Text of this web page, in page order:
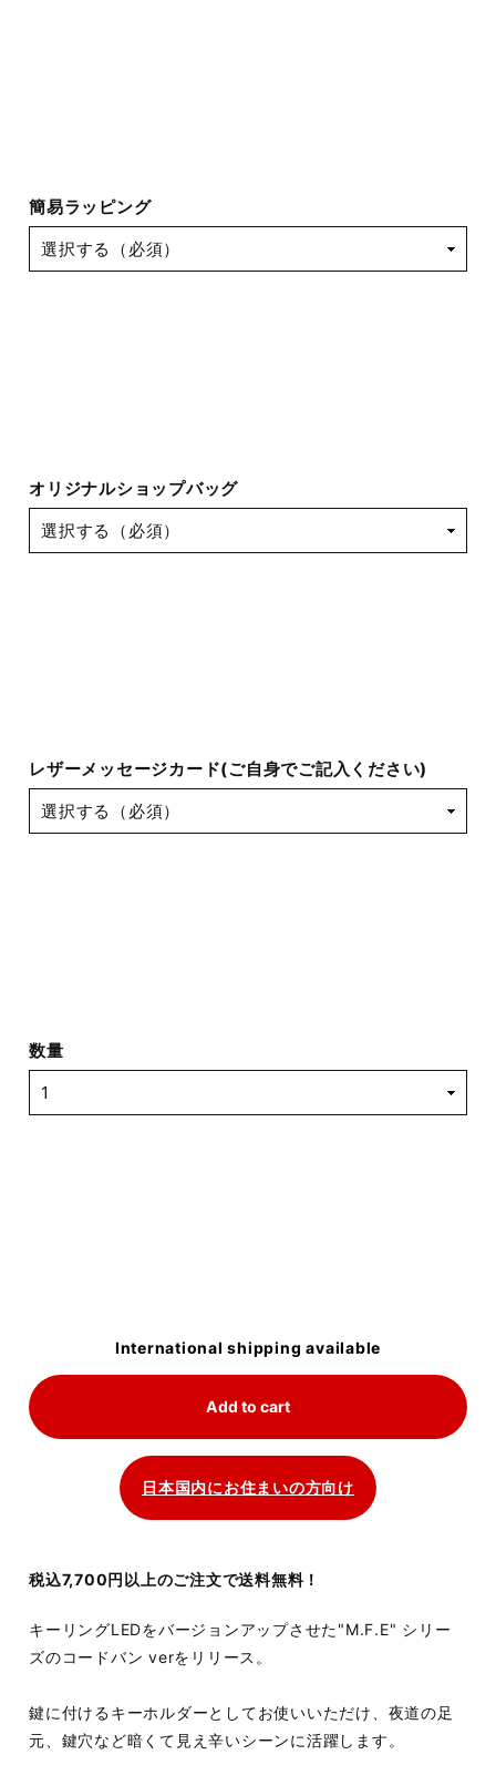
簡易ラッピング
オリジナルショップバッグ
レザーメッセージカード(ご自身でご記入ください)
数量
International shipping available
Add to cart
日本国内にお住まいの方向け
税込7,700円以上のご注文で送料無料！
キーリングLEDをバージョンアップさせた"M.F.E" シリー
ズのコードバン verをリリース。
鍵に付けるキーホルダーとしてお使いいただけ、夜道の足
元、鍵穴など暗くて見え辛いシーンに活躍します。